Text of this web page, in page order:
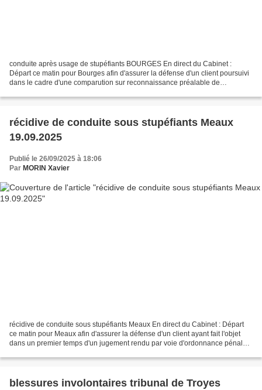
conduite après usage de stupéfiants BOURGES En direct du Cabinet :
Départ ce matin pour Bourges afin d'assurer la défense d'un client poursuivi
dans le cadre d'une comparution sur reconnaissance préalable de
récidive de conduite sous stupéfiants Meaux
19.09.2025
Publié le 26/09/2025 à 18:06
Par MORIN Xavier
récidive de conduite sous stupéfiants Meaux En direct du Cabinet : Départ
ce matin pour Meaux afin d'assurer la défense d'un client ayant fait l'objet
dans un premier temps d'un jugement rendu par voie d'ordonnance pénale
blessures involontaires tribunal de Troyes